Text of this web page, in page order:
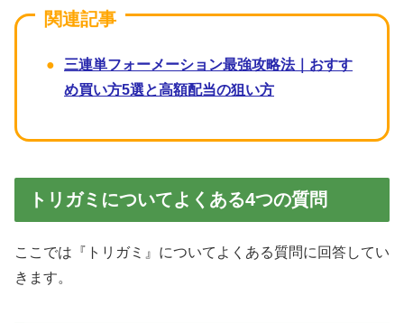
三連単フォーメーション最強攻略法｜おすす
め買い方5選と高額配当の狙い方
トリガミについてよくある4つの質問
ここでは『トリガミ』についてよくある質問に回答してい
きます。